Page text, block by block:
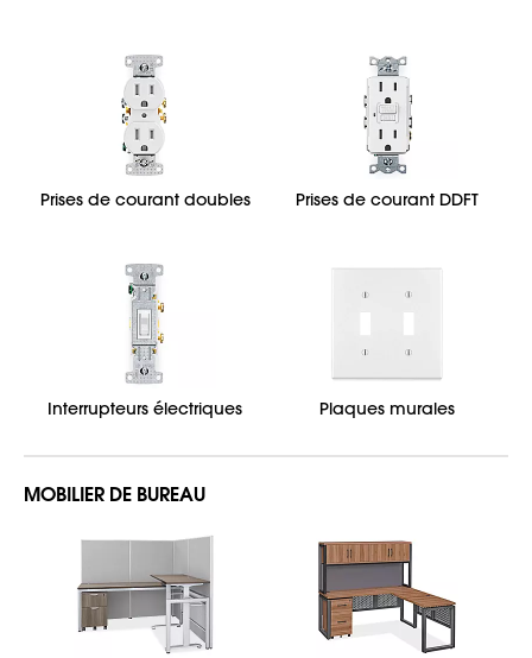
Prises de courant doubles Prises de courant DDFT
Interrupteurs électriques Plaques murales
MOBILIER DE BUREAU